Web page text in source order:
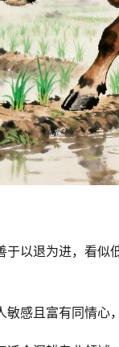
于以退为进，看
敏感且富有同情心